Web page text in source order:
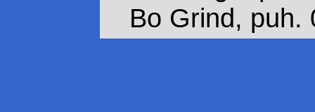
Bo Grind, puh.